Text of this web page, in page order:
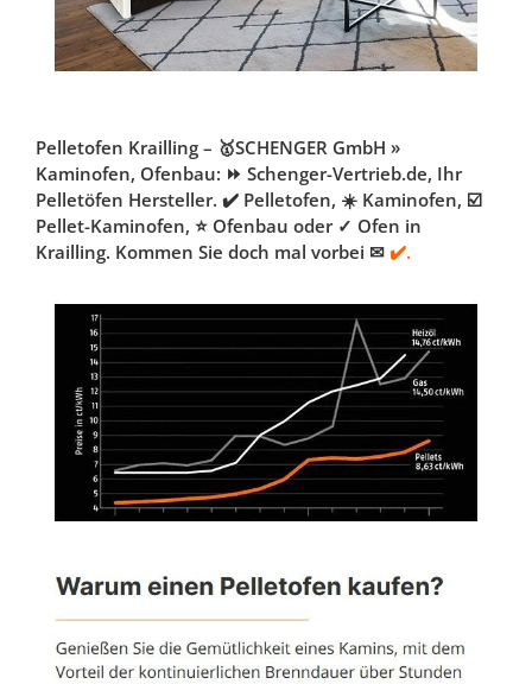
Pelletofen Krailling – 🥇SCHENGER GmbH »
Kaminofen, Ofenbau: ⏩ Schenger-Vertrieb.de, Ihr
Pelletöfen Hersteller. ✔️ Pelletofen, ☀️ Kaminofen, ☑️
Pellet-Kaminofen, ⭐ Ofenbau oder ✓ Ofen in
Krailling. Kommen Sie doch mal vorbei ✉ ✔️.